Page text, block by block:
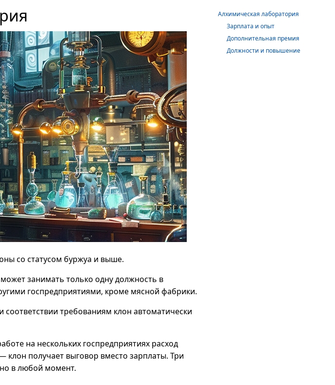
со статусом буржуа и выше.
занимать только одну должность в
госпредприятиями, кроме мясной фабрики.
требованиям клон автоматически
на нескольких госпредприятиях расход
клон получает выговор вместо зарплаты. Три
в любой момент.
Алхимическая лаборатория
Зарплата и опыт
Дополнительная премия
Должности и повышение